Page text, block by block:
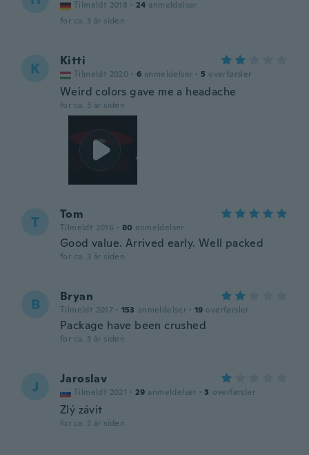
Tilmeldt 2018 · 24 anmeldelser
for ca. 3 år siden
K Kitti
Tilmeldt 2020 · 6 anmeldelser · 5 overførsler
Weird colors gave me a headache
for ca. 3 år siden
T Tom
Tilmeldt 2016 · 80 anmeldelser
Good value. Arrived early. Well packed
for ca. 3 år siden
B Bryan
Tilmeldt 2017 · 153 anmeldelser · 19 overførsler
Package have been crushed
for ca. 3 år siden
J Jaroslav
Tilmeldt 2021 · 29 anmeldelser · 3 overførsler
Zlý závit
for ca. 3 år siden